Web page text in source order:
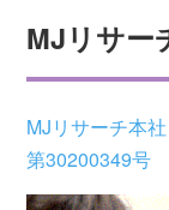
MJリサー
MJリサーチ本
第30200349号